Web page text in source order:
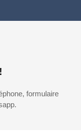
formulaire